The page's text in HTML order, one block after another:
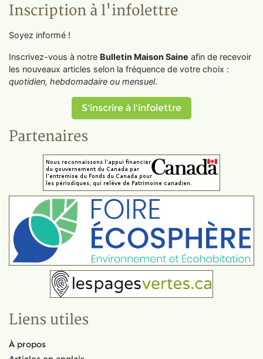
Inscription à l'infolettre
Soyez informé !
Inscrivez-vous à notre Bulletin Maison Saine afin de recevoir
les nouveaux articles selon la fréquence de votre choix :
quotidien, hebdomadaire ou mensuel.
S'inscrire à l'infolettre
Partenaires
Liens utiles
À propos